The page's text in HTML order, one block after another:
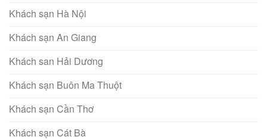
Khách sạn Hà Nội
Khách sạn An Giang
Khách san Hải Dương
Khách sạn Buôn Ma Thuột
Khách sạn Cần Thơ
Khách sạn Cát Bà